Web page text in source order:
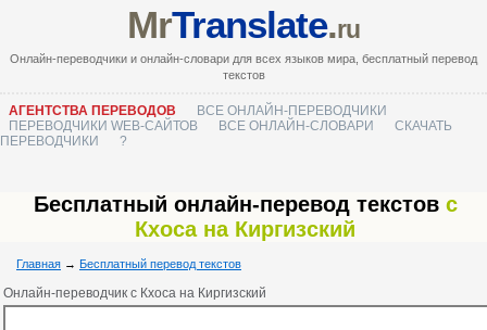
MrTranslate.ru
Онлайн-переводчики и онлайн-словари для всех языков мира, бесплатный перевод
текстов
АГЕНТСТВА ПЕРЕВОДОВ
ВСЕ ОНЛАЙН-ПЕРЕВОДЧИКИ
ПЕРЕВОДЧИКИ WEB-САЙТОВ
ВСЕ ОНЛАЙН-СЛОВАРИ
СКАЧАТЬ
ПЕРЕВОДЧИКИ
?
Бесплатный онлайн-перевод текстов с
Кхоса на Киргизский
Главная → Бесплатный перевод текстов
Онлайн-переводчик с Кхоса на Киргизский